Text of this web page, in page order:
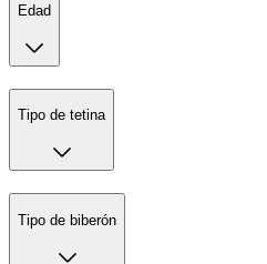
Edad
Tipo de tetina
Tipo de biberón